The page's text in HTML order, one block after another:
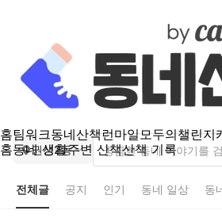
홈팀워크동네산책런마일모두의챌린지
홈동네 생활주변 산책산책 기록
권선2동
전체글 공지 인기 동네 일상 동